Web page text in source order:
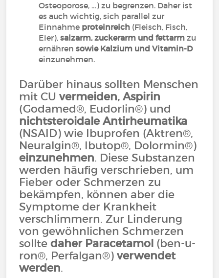
Osteoporose, …) zu begrenzen. Daher ist
es auch wichtig, sich parallel zur
Einnahme proteinreich (Fleisch, Fisch,
Eier),salzarm, zuckerarm und fettarm zu
ernährensowie Kalzium und Vitamin-D
einzunehmen.
Darüber hinaus sollten Menschen
mit CUvermeiden, Aspirin
(Godamed®, Eudorlin®) und
nichtsteroidale Antirheumatika
(NSAID) wie Ibuprofen (Aktren®,
Neuralgin®, Ibutop®, Dolormin®)
einzunehmen. Diese Substanzen
werden häufig verschrieben, um
Fieber oder Schmerzen zu
bekämpfen, können aber die
Symptome der Krankheit
verschlimmern. Zur Linderung
von gewöhnlichen Schmerzen
sollte daher Paracetamol (ben-u-
ron®, Perfalgan®)verwendet
werden.